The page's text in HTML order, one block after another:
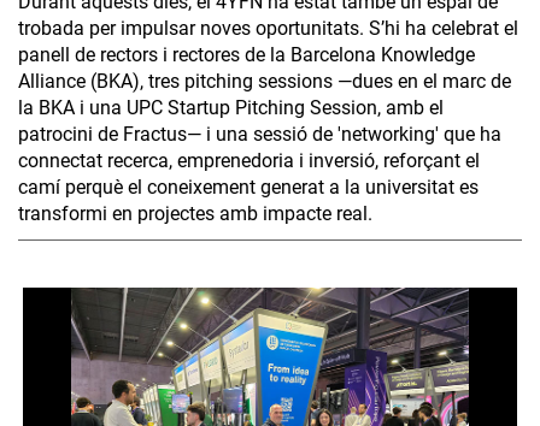
trobada per impulsar noves oportunitats. S’hi ha celebrat el
panell de rectors i rectores de la Barcelona Knowledge
Alliance (BKA), tres pitching sessions —dues en el marc de
la BKA i una UPC Startup Pitching Session, amb el
patrocini de Fractus— i una sessió de 'networking' que ha
connectat recerca, emprenedoria i inversió, reforçant el
camí perquè el coneixement generat a la universitat es
transformi en projectes amb impacte real.